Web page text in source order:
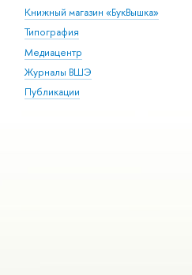
Книжный магазин «БукВышка»
Типография
Медиацентр
Журналы ВШЭ
Публикации